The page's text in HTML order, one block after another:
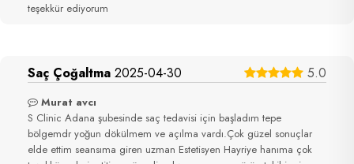
teşekkür ediyorum
Saç Çoğaltma 2025-04-30 5.0
Murat avcı
S Clinic Adana şubesinde saç tedavisi için başladım tepe
bölgemdr yoğun dökülmem ve açılma vardı.Çok güzel sonuçlar
elde ettim seansıma giren uzman Estetisyen Hayriye hanıma çok